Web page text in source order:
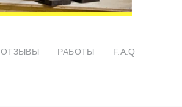
ОТЗЫВЫ РАБОТЫ F.A.Q